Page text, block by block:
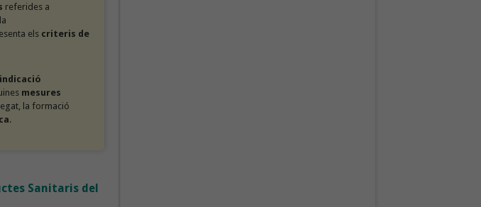
referides a
, la
els criteris de
mesures
la formació
.
Sanitaris del